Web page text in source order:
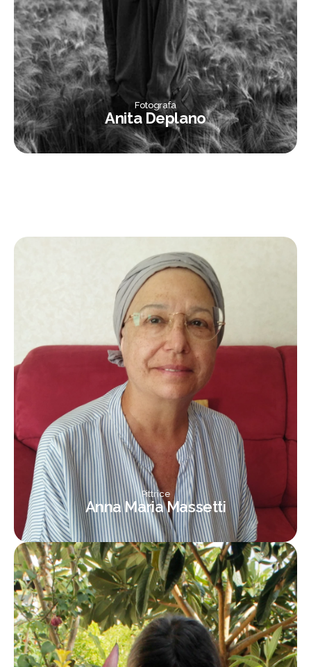
Fotografa
Anita Deplano
Pittrice
Anna Maria Massetti